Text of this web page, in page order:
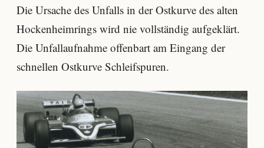
Die Ursache des Unfalls in der Ostkurve des alten
Hockenheimrings wird nie vollständig aufgeklärt.
Die Unfallaufnahme offenbart am Eingang der
schnellen Ostkurve Schleifspuren.